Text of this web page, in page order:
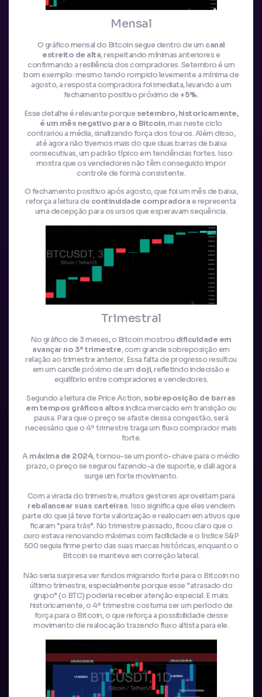
Mensal
O gráfico mensal do Bitcoin segue dentro de um canal
estreito de alta, respeitando mínimas anteriores e
confirmando a resiliência dos compradores. Setembro é um
bom exemplo: mesmo tendo rompido levemente a mínima de
agosto, a resposta compradora foi imediata, levando a um
fechamento positivo próximo de +5%.
Esse detalhe é relevante porque setembro, historicamente,
é um mês negativo para o Bitcoin, mas neste ciclo
contrariou a média, sinalizando força dos touros. Além disso,
até agora não tivemos mais do que duas barras de baixa
consecutivas, um padrão típico em tendências fortes. Isso
mostra que os vendedores não têm conseguido impor
controle de forma consistente.
O fechamento positivo após agosto, que foi um mês de baixa,
reforça a leitura de continuidade compradorae representa
uma decepção para os ursos que esperavam sequência.
Trimestral
No gráfico de 3 meses, o Bitcoin mostrou dificuldade em
avançar no 3º trimestre, com grande sobreposição em
relação ao trimestre anterior. Essa falta de progresso resultou
em um candle próximo de um doji, refletindo indecisão e
equilíbrio entre compradores e vendedores.
Segundo a leitura de Price Action,sobreposição de barras
em tempos gráficos altosindica mercado em transição ou
pausa. Para que o preço se afaste dessa congestão, será
necessário que o 4º trimestre traga um fluxo comprador mais
forte.
A máxima de 2024, tornou-se um ponto-chave para o médio
prazo, o preço se segurou fazendo-a de suporte, e dali agora
surge um forte movimento.
Com a virada do trimestre, muitos gestores aproveitam para
rebalancear suas carteiras. Isso significa que eles vendem
parte do que já teve forte valorização e realocam em ativos que
ficaram “para trás”. No trimestre passado, ficou claro que o
ouro estava renovando máximas com facilidade e o índice S&P
500 seguia firme perto das suas marcas históricas, enquanto o
Bitcoin se manteve em correção lateral.
Não seria surpresa ver fundos migrando forte para o Bitcoin no
último trimestre, especialmente porque esse “atrasado do
grupo” (o BTC) poderia receber atenção especial. E mais:
historicamente, o 4º trimestre costuma ser um período de
força para o Bitcoin, o que reforça a possibilidade desse
movimento de realocação trazendo fluxo altista para ele.